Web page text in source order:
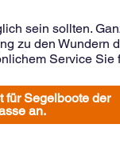
sein sollten.
zu den
Service Sie
für Segelboote der
an.